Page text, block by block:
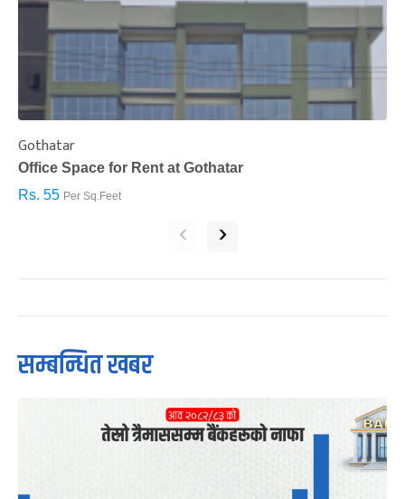
Gothatar
Office Space for Rent at Gothatar
Rs. 55 Per Sq.Feet
‹ ›
सम्बन्धित खबर